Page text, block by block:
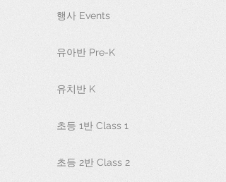
행사 Events
유아반 Pre-K
유치반 K
초등 1반 Class 1
초등 2반 Class 2